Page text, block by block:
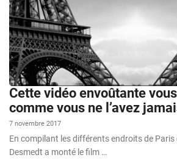
Cette vidéo envoûtante
comme vous ne l’avez
7 novembre 2017
En compilant les différents endroits de Paris
Desmedt a monté le film …